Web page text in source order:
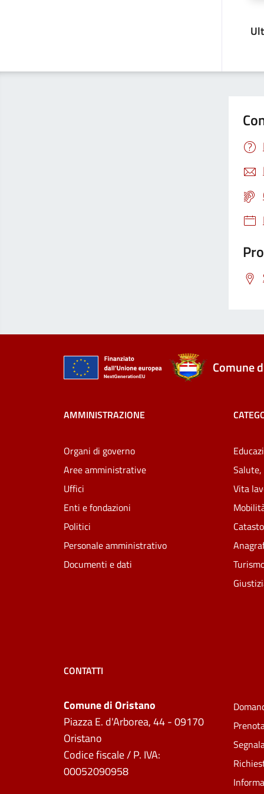
Comune
AMMINISTRAZIONE
Organi di governo
Aree amministrative
Uffici
Enti e fondazioni
Politici
Personale amministrativo
Documenti e dati
Salute,
Vita
CONTATTI
Comune di Oristano
Piazza E. d'Arborea, 44 - 09170
Oristano
Codice fiscale / P. IVA:
00052090958